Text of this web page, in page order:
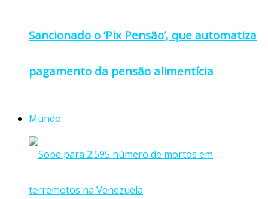
Sancionado o ‘Pix Pensão’, que automatiza
pagamento da pensão alimentícia
Mundo